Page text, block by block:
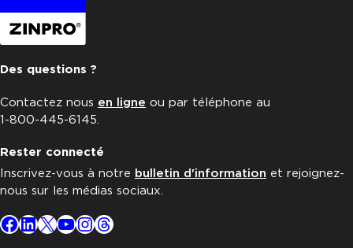
Des questions ?
Contactez nous en ligne ou par téléphone au
1-800-445-6145.
Rester connecté
Inscrivez-vous à notre bulletin d'information et rejoignez-
nous sur les médias sociaux.
Facebook
LinkedIn
X YouTube
Instagram
Threads